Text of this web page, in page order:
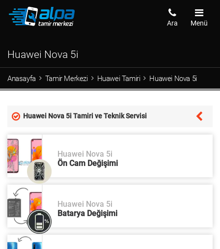
Menü
Ara
Huawei Nova 5i
Anasayfa Tamir Merkezi Huawei Tamiri Huawei Nova 5i
Huawei Nova 5i Tamiri ve Teknik Servisi
Huawei Nova 5i
Ön Cam Değişimi
Huawei Nova 5i
Batarya Değişimi